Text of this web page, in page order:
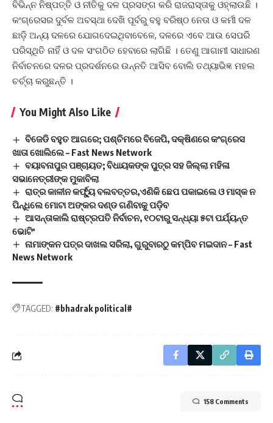
ବିଭିନ୍ନ ନିଷ୍ପତ୍ତି ଓ ନୀତିକୁ ଦଳ ପ୍ରସଙ୍ଗ କରି ରାଜରାସ୍ତାକୁ ଓହ୍ଲାଉଛି ।
କଂଗ୍ରେସର ଦୁର୍ବଳ ଅବସ୍ଥା ଦେଖି ପୂର୍ବରୁ ବହୁ ବରିଷ୍ଠ ନେତା ଓ କର୍ମୀ ଦଳ
ଛାଡ଼ି ଅନ୍ୟ ଦଳରେ ଯୋଗଦେଇଥିବାବେଳେ, ଦଳରେ ଏବେ ଆଉ ସେପରି
ପରିସ୍ଥିତି ନାହିଁ ଓ ଦଳ ସଂଗଠିତ ହେବାରେ ଲାଗିଛି । ତେଣୁ ଆଗାମୀ ସାଧାରଣ
ନିର୍ବାଚନରେ ଦଳର ପ୍ରଦର୍ଶନରେ ଉନ୍ନତି ଆସିବ ବୋଲି ତଥ୍ୟାଭିଜ୍ଞ ମହଲ
ଚର୍ଚ୍ଚା କରୁଛନ୍ତି ।
You Might Also Like
ବିଜେଡି ବହୁତ ଆଗରେ; ପଶ୍ଚିମରେ ବିଜେପି, ଦକ୍ଷିଣରେ କଂଗ୍ରେସ
ଖାତା ଖୋଲିଲେ – Fast News Network
ବୟାବନାପୁର ପଞ୍ଚାୟତ; ବିଧାୟକଙ୍କ ପୁତ୍ର ସହ ଜିଲ୍ଲା ମହିଳା
ସଭାନେତ୍ରୀଙ୍କ ମୁକାବିଲା
ରାତ୍ର କାଳୀନ କର୍ଫ୍ୟୁ ବଲବତ୍ତର,ଏଣିକି ଛେପ ପକାଇଲେ ଓ ମାସ୍କ ନ
ପିନ୍ଧିଲେ ମୋଟା ଅଙ୍କର ଦଣ୍ଡ ଗଣିବାକୁ ପଡ଼ିବ
ଆସନ୍ତାକାଲି ରାଷ୍ଟ୍ରପତି ନିର୍ବାଚନ, ୧୦ଟାରୁ ସନ୍ଧ୍ୟା ୫ଟା ପର୍ଯ୍ୟନ୍ତ
ଭୋଟିଂ
ନାମାଙ୍କନ ପତ୍ର ଦାଖଲ ସରିଲା, ଗୁରୁବାରଠୁ କମ୍ପିବ ମଇଦାନ – Fast
News Network
TAGGED: #bhadrak political#
158 Comments